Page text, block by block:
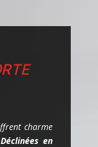
charme
Déclinées en